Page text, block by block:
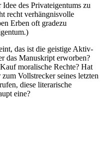
des Privateigentums zu
recht verhängnisvolle
Erben oft gradezu
das ist die geistige Aktiv-
das Manuskript erworben?
moralische Rechte? Hat
Vollstrecker seines letzten
diese literarische
eine?